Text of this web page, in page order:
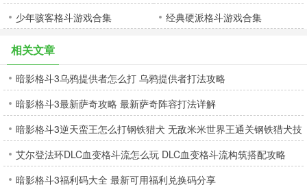
少年骇客格斗游戏合集
经典硬派格斗游戏合集
相关文章
暗影格斗3乌鸦提供者怎么打 乌鸦提供者打法攻略
暗影格斗3最新萨奇攻略 最新萨奇阵容打法详解
暗影格斗3逆天蛮王怎么打钢铁猎犬 无敌米米世界王通关钢铁猎犬技
巧
艾尔登法环DLC血变格斗流怎么玩 DLC血变格斗流构筑搭配攻略
暗影格斗3福利码大全 最新可用福利兑换码分享